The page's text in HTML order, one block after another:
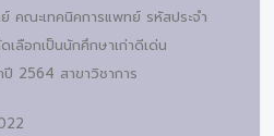
คณะเทคนิคการแพทย์ รหัสประจำ
ลือกเป็นนักศึกษาเก่าดีเด่น
ปี 2564 สาขาวิชาการ